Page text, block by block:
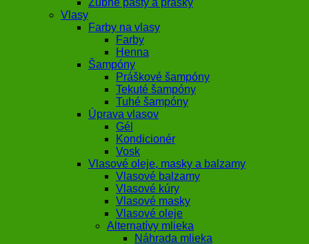
Zubné pasty a prášky
Vlasy
Farby na vlasy
Farby
Henna
Šampóny
Práškové šampóny
Tekuté šampóny
Tuhé šampóny
Úprava vlasov
Gél
Kondicionér
Vosk
Vlasové oleje, masky a balzamy
Vlasové balzamy
Vlasové kúry
Vlasové masky
Vlasové oleje
Alternatívy mlieka
Náhrada mlieka